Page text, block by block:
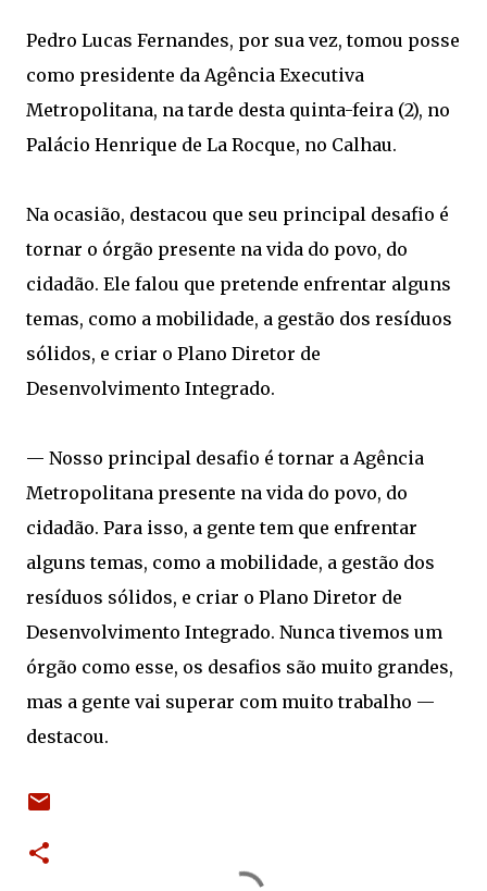
Pedro Lucas Fernandes, por sua vez, tomou posse
como presidente da Agência Executiva
Metropolitana, na tarde desta quinta-feira (2), no
Palácio Henrique de La Rocque, no Calhau.
Na ocasião, destacou que seu principal desafio é
tornar o órgão presente na vida do povo, do
cidadão. Ele falou que pretende enfrentar alguns
temas, como a mobilidade, a gestão dos resíduos
sólidos, e criar o Plano Diretor de
Desenvolvimento Integrado.
— Nosso principal desafio é tornar a Agência
Metropolitana presente na vida do povo, do
cidadão. Para isso, a gente tem que enfrentar
alguns temas, como a mobilidade, a gestão dos
resíduos sólidos, e criar o Plano Diretor de
Desenvolvimento Integrado. Nunca tivemos um
órgão como esse, os desafios são muito grandes,
mas a gente vai superar com muito trabalho —
destacou.